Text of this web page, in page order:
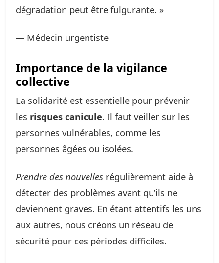
dégradation peut être fulgurante. »
— Médecin urgentiste
Importance de la vigilance
collective
La solidarité est essentielle pour prévenir
les risques canicule. Il faut veiller sur les
personnes vulnérables, comme les
personnes âgées ou isolées.
Prendre des nouvelles régulièrement aide à
détecter des problèmes avant qu’ils ne
deviennent graves. En étant attentifs les uns
aux autres, nous créons un réseau de
sécurité pour ces périodes difficiles.